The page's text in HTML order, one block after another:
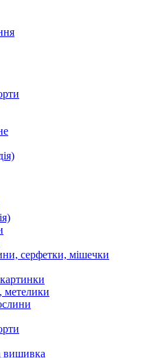
серфетки, мішечки
метелики
вишивка